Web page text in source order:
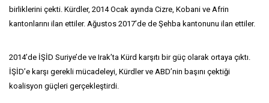
birliklerini çekti. Kürdler, 2014 Ocak ayında Cizre, Kobani ve Afrin
kantonlarını ilan ettiler. Ağustos 2017’de de Şehba kantonunu ilan ettiler.
2014’de İŞİD Suriye’de ve Irak’ta Kürd karşıtı bir güç olarak ortaya çıktı.
İŞİD’e karşı gerekli mücadeleyi, Kürdler ve ABD’nin başını çektiği
koalisyon güçleri gerçekleştirdi.